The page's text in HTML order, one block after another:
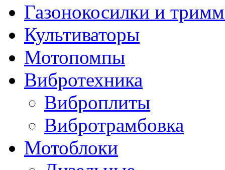
Газонокосилки и
Культиваторы
Мотопомпы
Вибротехника
Виброплиты
Вибротрамбовка
Мотоблоки